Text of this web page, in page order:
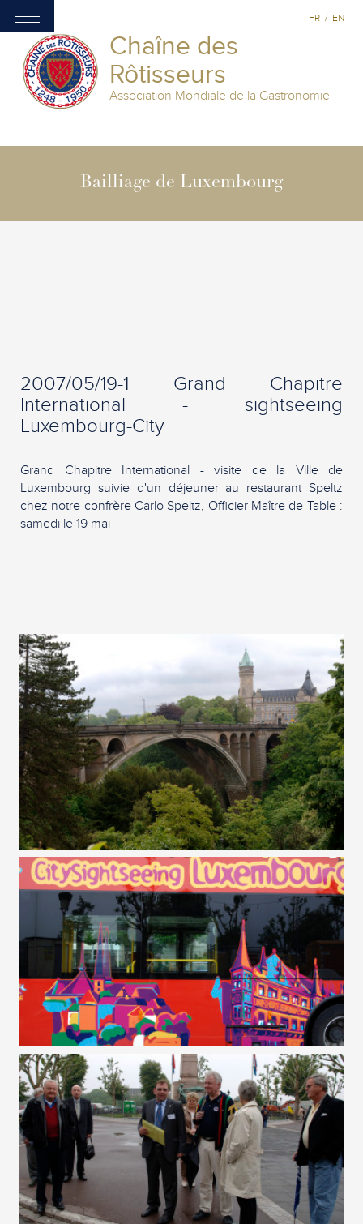
Chaîne des
Rôtisseurs
Association Mondiale de la Gastronomie
FR / EN
Bailliage de Luxembourg
2007/05/19-1 Grand Chapitre
International - sightseeing
Luxembourg-City
Grand Chapitre International - visite de la Ville de
Luxembourg suivie d'un déjeuner au restaurant Speltz
chez notre confrère Carlo Speltz, Officier Maître de Table :
samedi le 19 mai